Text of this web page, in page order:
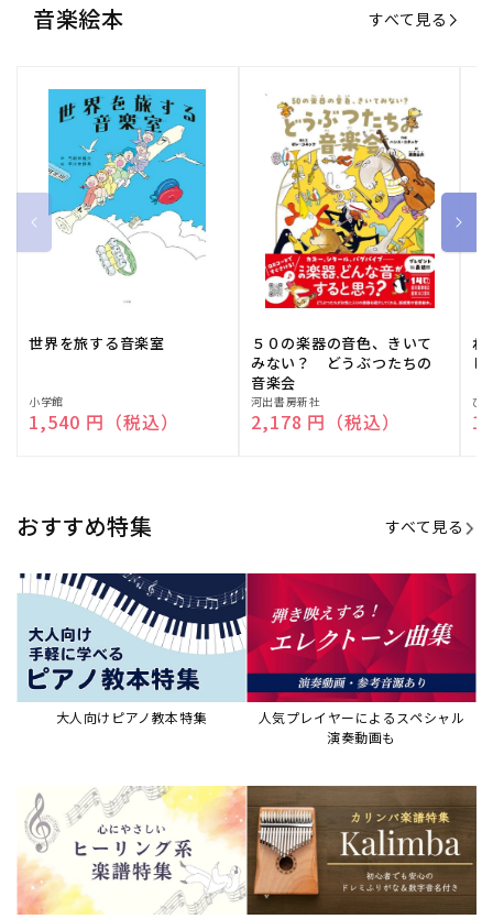
音楽絵本 すべて見る
世界を旅する音楽室
販
売
小学館
通常価格
1,540 円（税込）
５０の楽器の音色、きいて
みない？ どうぶつたちの
音楽会
販
売
河出書房新社
通常価格
2,178 円（税込）
ね
販
売
ひ
おすすめ特集 すべて見る
大人向けピアノ教本特集
人気プレイヤーによるスペシャル
演奏動画も